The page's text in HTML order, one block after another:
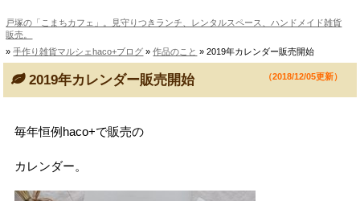
戸塚の「こまちカフェ」。見守りつきランチ、レンタルスペース、ハンドメイド雑貨
販売。
»手作り雑貨マルシェhaco+ブログ »作品のこと » 2019年カレンダー販売開始
2019年カレンダー販売開始 （2018/12/05更新）
毎年恒例haco+で販売の
カレンダー。